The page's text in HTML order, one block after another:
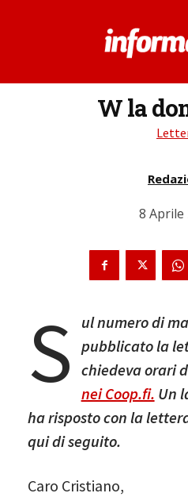
W la
8 Aprile
S
ul numero di
pubblicato la
chiedeva orari
nei Coop.fi. Un
ha risposto con la
qui di seguito.
Caro Cristiano,